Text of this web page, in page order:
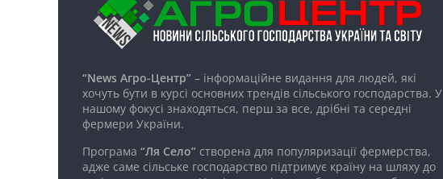
“News Агро-Центр” – інформаційне видання для людей, які
хочуть бути в курсі основних трендів сільського господарства. У
нашому фокусі знаходяться, перш за все, дрібні та середні
фермери України.
Програма “Ля Село” створена для популяризації фермерства,
адже саме сільське господарство підтримує країну на шляху до